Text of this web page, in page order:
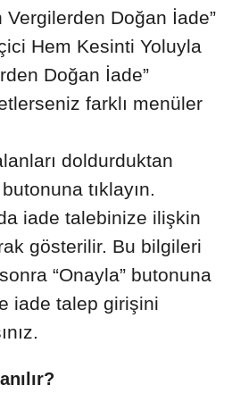
Vergilerden Doğan İade”
Hem Kesinti Yoluyla
Doğan İade”
farklı menüler
doldurduktan
tıklayın.
iade talebinize ilişkin
gösterilir. Bu bilgileri
“Onayla” butonuna
iade talep girişini